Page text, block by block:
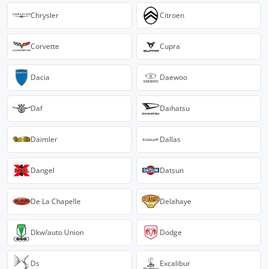
Chrysler Citroen
Corvette Cupra
Dacia Daewoo
Daf Daihatsu
Daimler Dallas
Dangel Datsun
De La Chapelle Delahaye
Dkw/auto Union Dodge
Ds Excalibur